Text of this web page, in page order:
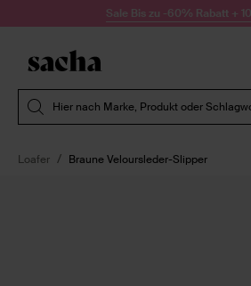
Zum Inhalt springenSale Bis zu -60% Rabatt +
Hier nach Marke, Produkt oder
Loafer Braune Veloursleder-Slipper